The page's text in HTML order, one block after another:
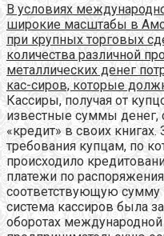
В условиях
широкие масштабы в
при крупных торговых
количества различной
металлических денег
кас-сиров, которые
Кассиры, получая от
известные суммы денег,
«кредит» в своих
требования купцам, по
происходило
платежи по
соответствующую сумму
система кассиров была
оборотах